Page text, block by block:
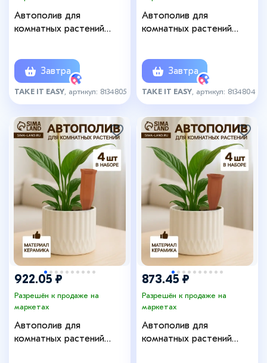
Автополив для
комнатных растений
МИКСЗавтра
TAKE IT EASY , артикул: 8134805
Автополив для
комнатных растений
Завтра
TAKE IT EASY , артикул: 8134804
922.05 ₽
Разрешён к продаже на
маркетах
Автополив для
комнатных растений
+1
873.45 ₽
Разрешён к продаже на
маркетах
Автополив для
комнатных растений